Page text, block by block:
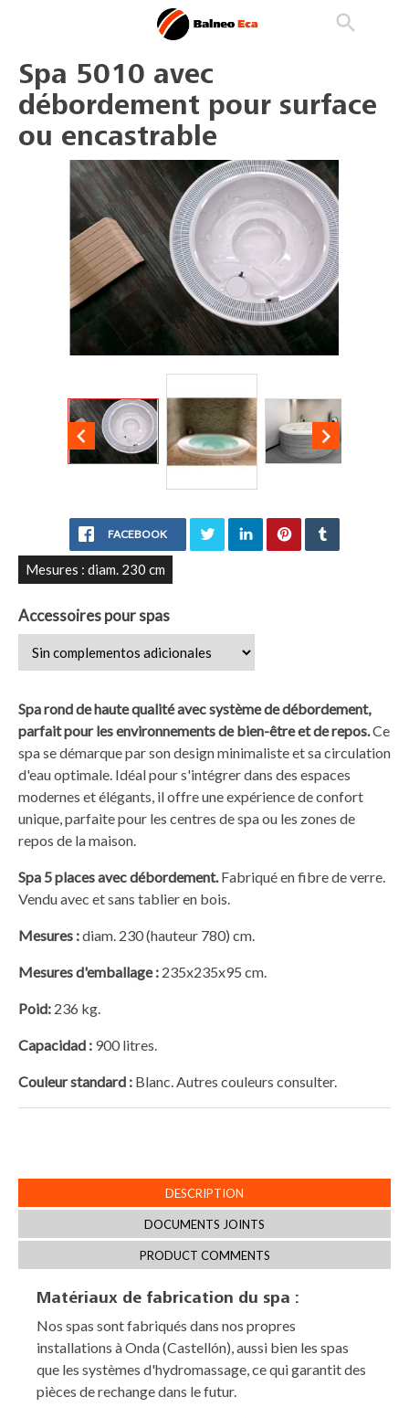
search
Spa 5010 avec
débordement pour surface
ou encastrable
 
FACEBOOK
Mesures : diam. 230 cm
Accessoires pour spas
Spa rond de haute qualité avec système de débordement,
parfait pour les environnements de bien-être et de repos.Ce
spa se démarque par son design minimaliste et sa circulation
d'eau optimale. Idéal pour s'intégrer dans des espaces
modernes et élégants, il offre une expérience de confort
unique, parfaite pour les centres de spa ou les zones de
repos de la maison.
Spa 5 places avec débordement. Fabriqué en fibre de verre.
Vendu avec et sans tablier en bois.
Mesures :diam. 230 (hauteur 780) cm.
Mesures d'emballage: 235x235x95 cm.
Poid: 236 kg.
Capacidad : 900 litres.
Couleur standard : Blanc. Autres couleurs consulter.
DESCRIPTION
DOCUMENTS JOINTS
PRODUCT COMMENTS
Matériaux de fabrication du spa :
Nos spas sont fabriqués dans nos propres
installations à Onda (Castellón), aussi bien les spas
que les systèmes d'hydromassage, ce qui garantit des
pièces de rechange dans le futur.